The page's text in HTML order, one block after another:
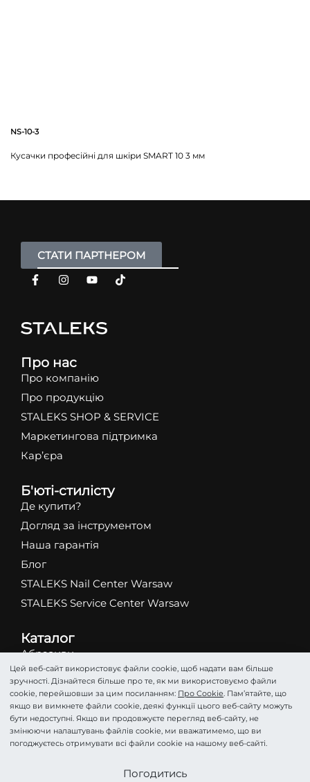
NS-10-3
Кусачки професійні для шкіри SMART 10 3 мм
СТАТИ ПАРТНЕРОМ
Про нас
Про компанію
Про продукцію
STALEKS SHOP & SERVICE
Маркетингова підтримка
Кар’єра
Б'юті-стилісту
Де купити?
Догляд за інструментом
Наша гарантія
Блог
STALEKS Nail Center Warsaw
STALEKS Service Center Warsaw
Каталог
Абразиви
Ножиці
Кусачки
Фрези
Пінцети
Лопатки
Стати партнером
Цей веб-сайт використовує файли cookie, щоб надати вам більше
зручності. Дізнайтеся більше про те, як ми використовуємо файли
cookie, перейшовши за цим посиланням: Про Cookie. Пам’ятайте, що
якщо ви вимкнете файли cookie, деякі функції цього веб-сайту можуть
бути недоступні. Якщо ви продовжуєте перегляд веб-сайту, не
змінюючи налаштувань файлів cookie, ми вважатимемо, що ви
погоджуєтесь отримувати всі файли cookie на нашому веб-сайті.
Погодитись